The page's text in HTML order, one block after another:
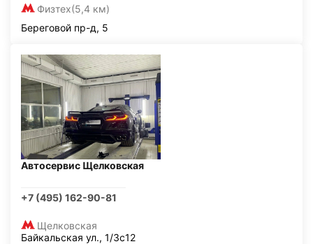
Физтех(5,4 км)
Береговой пр-д, 5
Автосервис Щелковская
+7 (495) 162-90-81
Щелковская
Байкальская ул., 1/3с12